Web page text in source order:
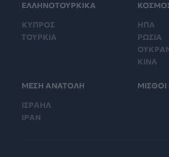
ΕΛΛΗΝΟΤΟΥΡΚΙΚΑ
ΚΥΠΡΟΣ
ΤΟΥΡΚΙΑ
ΗΠΑ
ΡΩΣΙΑ
ΚΙΝΑ
ΜΕΣΗ ΑΝΑΤΟΛΗ
ΙΣΡΑΗΛ
ΙΡΑΝ
ΜΙΣΘΟΙ